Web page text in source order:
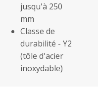
jusqu'à 250
mm
Classe de
durabilité - Y2
(tôle d'acier
inoxydable)